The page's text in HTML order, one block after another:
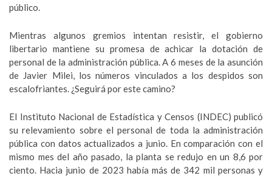
público.
Mientras algunos gremios intentan resistir, el gobierno
libertario mantiene su promesa de achicar la dotación de
personal de la administración pública. A 6 meses de la asunción
de Javier Milei, los números vinculados a los despidos son
escalofriantes. ¿Seguirá por este camino?
El Instituto Nacional de Estadística y Censos (INDEC) publicó
su relevamiento sobre el personal de toda la administración
pública con datos actualizados a junio. En comparación con el
mismo mes del año pasado, la planta se redujo en un 8,6 por
ciento. Hacia junio de 2023 había más de 342 mil personas y